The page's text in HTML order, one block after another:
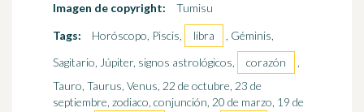
Imagen de copyright:
Tumisu
Tags:
Horóscopo, Piscis, libra
, Géminis,
Sagitario, Júpiter, signos astrológicos,
corazón
,
Tauro, Taurus, Venus, 22 de octubre, 23 de
septiembre, zodiaco, conjunción, 20 de marzo, 19 de